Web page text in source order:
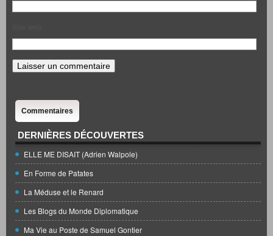
Commentaires
DERNIÈRES DÉCOUVERTES
ELLE ME DISAIT (Adrien Walpole)
En Forme de Patates
La Méduse et le Renard
Les Blogs du Monde Diplomatique
Ma Vie au Poste de Samuel Gontier